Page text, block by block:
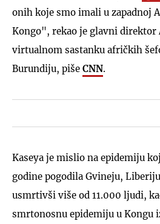
onih koje smo imali u zapadnoj
Kongo", rekao je glavni direktor
virtualnom sastanku afričkih
Burundiju, piše CNN.
Kaseya je mislio na epidemiju
godine pogodila Gvineju,
usmrtivši više od 11.000 ljudi,
smrtonosnu epidemiju u Kongu